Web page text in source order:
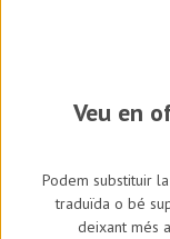
Veu en
Podem substituir
traduïda o bé
deixant més